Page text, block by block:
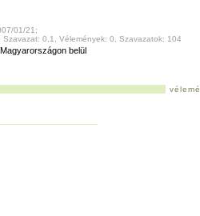
01/21;
Szavazat: 0,1, Vélemények: 0, Szavazatok: 104
belül